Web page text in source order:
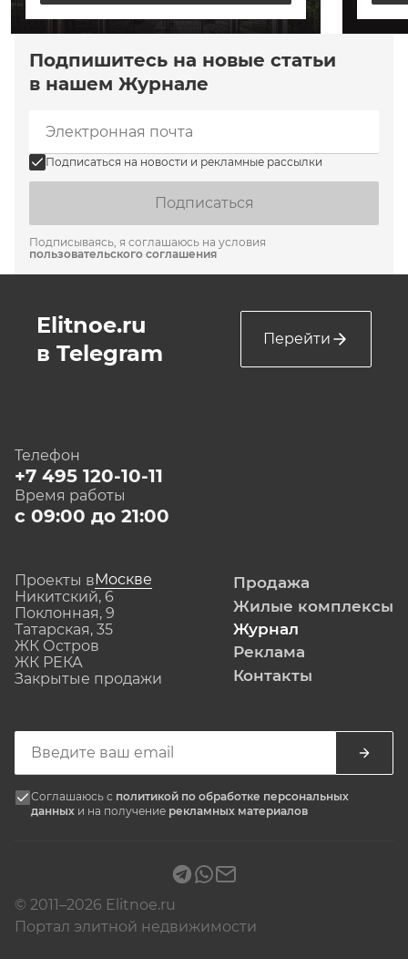
Подпишитесь на новые статьи
в нашем Журнале
Подписаться на новости и рекламные рассылки
Подписаться
Подписываясь, я соглашаюсь на условия
пользовательского соглашения
Elitnoe.ru
в Telegram
Перейти
Телефон
+7 495 120-10-11
Время работы
с 09:00 до 21:00
Проекты вМоскве
Никитский, 6
Поклонная, 9
Татарская, 35
ЖК Остров
ЖК РЕКА
Закрытые продажи
Продажа
Жилые комплексы
Журнал
Реклама
Контакты
Соглашаюсь с политикой по обработке персональных
данных и на получение рекламных материалов
© 2011–2026 Elitnoe.ru
Портал элитной недвижимости